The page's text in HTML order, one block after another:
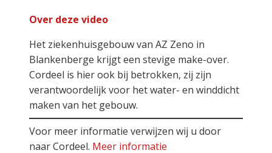
Over deze video
Het ziekenhuisgebouw van AZ Zeno in
Blankenberge krijgt een stevige make-over.
Cordeel is hier ook bij betrokken, zij zijn
verantwoordelijk voor het water- en winddicht
maken van het gebouw.
Voor meer informatie verwijzen wij u door
naar Cordeel. Meer informatie